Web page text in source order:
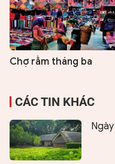
Chợ rằm tháng ba
CÁC TIN KHÁC